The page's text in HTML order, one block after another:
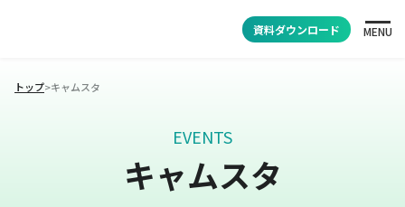
資料ダウンロード MENU
トップ>キャムスタ
EVENTS
キャムスタ